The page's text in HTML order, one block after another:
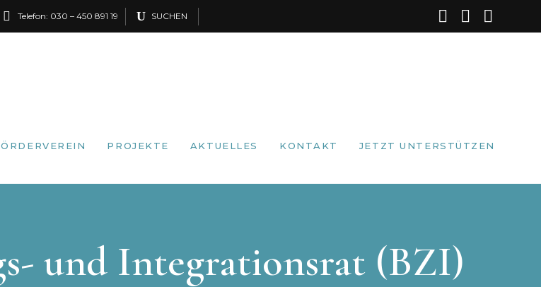
Telefon: 030 – 450 891 19 SUCHEN
PROJEKTE AKTUELLES KONTAKT JETZT UNTERSTÜTZEN
und Integrationsrat (BZI)